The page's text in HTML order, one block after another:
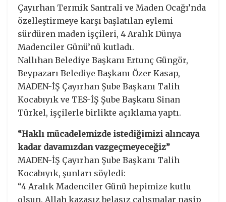
Çayırhan Termik Santrali ve Maden Ocağı’nda
özelleştirmeye karşı başlatılan eylemi
sürdüren maden işçileri, 4 Aralık Dünya
Madenciler Günü’nü kutladı.
Nallıhan Belediye Başkanı Ertunç Güngör,
Beypazarı Belediye Başkanı Özer Kasap,
MADEN-İŞ Çayırhan Şube Başkanı Talih
Kocabıyık ve TES-İŞ Şube Başkanı Sinan
Türkel, işçilerle birlikte açıklama yaptı.
“Haklı mücadelemizde istediğimizi alıncaya
kadar davamızdan vazgeçmeyeceğiz”
MADEN-İŞ Çayırhan Şube Başkanı Talih
Kocabıyık, şunları söyledi:
“4 Aralık Madenciler Günü hepimize kutlu
olsun. Allah kazasız belasız çalışmalar nasip